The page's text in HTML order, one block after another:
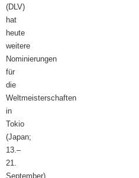
(DLV)
hat
heute
weitere
Nominierungen
für
die
Weltmeisterschaften
in
Tokio
(Japan;
13.–
21.
September)